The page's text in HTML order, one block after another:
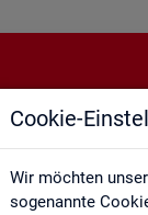
Cookie-
Wir möchten
sogenannte